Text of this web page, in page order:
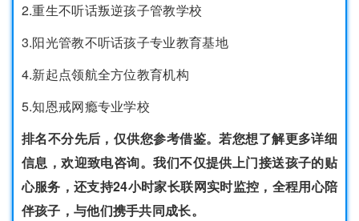
2.重生不听话叛逆孩子管教学校
3.阳光管教不听话孩子专业教育基地
4.新起点领航全方位教育机构
5.知恩戒网瘾专业学校
排名不分先后，仅供您参考借鉴。若您想了解更多详细
信息，欢迎致电咨询。我们不仅提供上门接送孩子的贴
心服务，还支持24小时家长联网实时监控，全程用心陪
伴孩子，与他们携手共同成长。